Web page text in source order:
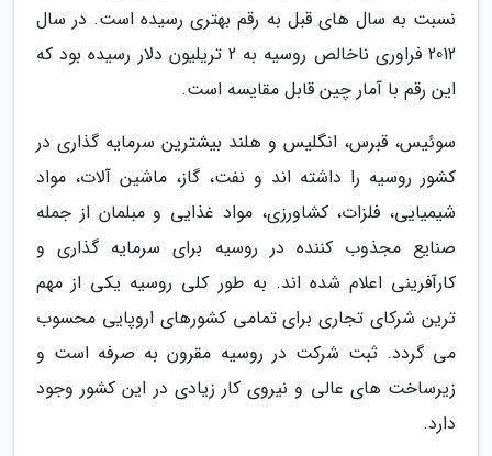
نسبت به سال های قبل به رقم بهتری رسیده است. در سال
2012 فراوری ناخالص روسیه به 2 تریلیون دلار رسیده بود که
این رقم با آمار چین قابل مقایسه است.
سوئیس، قبرس، انگلیس و هلند بیشترین سرمایه گذاری در
کشور روسیه را داشته اند و نفت، گاز، ماشین آلات، مواد
شیمیایی، فلزات، کشاورزی، مواد غذایی و مبلمان از جمله
صنایع مجذوب کننده در روسیه برای سرمایه گذاری و
کارآفرینی اعلام شده اند. به طور کلی روسیه یکی از مهم
ترین شرکای تجاری برای تمامی کشورهای اروپایی محسوب
می گردد. ثبت شرکت در روسیه مقرون به صرفه است و
زیرساخت های عالی و نیروی کار زیادی در این کشور وجود
دارد.